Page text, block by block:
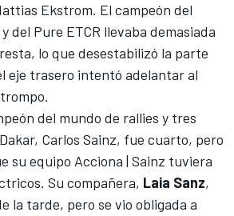
Ekstrom. El campeón del
del Pure ETCR llevaba demasiada
lo que desestabilizó la parte
eje trasero intentó adelantar al
del mundo de rallies y tres
Dakar, Carlos Sainz, fue cuarto, pero
su equipo Acciona | Sainz tuviera
Su compañera, Laia Sanz,
la tarde, pero se vio obligada a